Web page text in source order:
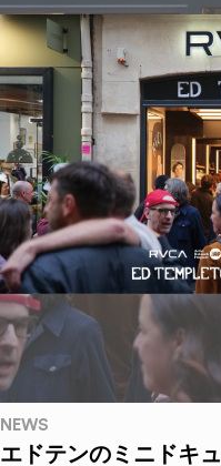
NEWS
エドテンのミニドキ